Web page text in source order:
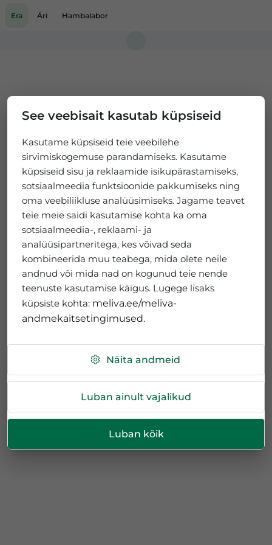
See veebisait kasutab küpsiseid
Kasutame küpsiseid teie veebilehe
sirvimiskogemuse parandamiseks. Kasutame
küpsiseid sisu ja reklaamide isikupärastamiseks,
sotsiaalmeedia funktsioonide pakkumiseks ning
oma veebiliikluse analüüsimiseks. Jagame teavet
teie meie saidi kasutamise kohta ka oma
sotsiaalmeedia-, reklaami- ja
analüüsipartneritega, kes võivad seda
kombineerida muu teabega, mida olete neile
andnud või mida nad on kogunud teie nende
teenuste kasutamise käigus. Lugege lisaks
küpsiste kohta: meliva.ee/meliva-
andmekaitsetingimused.
Näita andmeid
Luban ainult vajalikud
Luban kõik
Era Äri Hambalabor